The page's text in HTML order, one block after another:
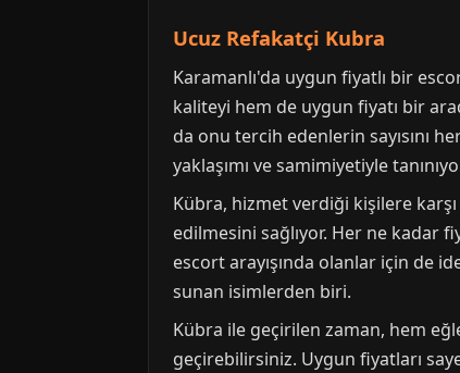
Ucuz Refakatçi Kubra
Karamanlı'da uygun fiyatlı bir
kaliteyi hem de uygun fiyatı bir
da onu tercih edenlerin sayısını
yaklaşımı ve samimiyetiyle
Kübra, hizmet verdiği kişilere karşı
edilmesini sağlıyor. Her ne kadar
escort arayışında olanlar için de
sunan isimlerden biri.
Kübra ile geçirilen zaman, hem
geçirebilirsiniz. Uygun fiyatları